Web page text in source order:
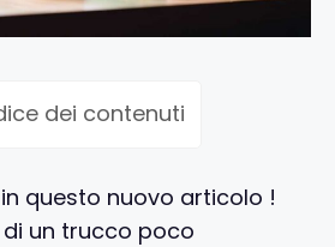
dei contenuti
questo nuovo articolo !
un trucco poco